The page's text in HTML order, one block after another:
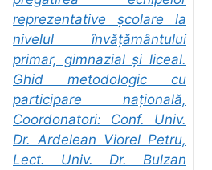
reprezentative școlare la
nivelul învățământului
primar, gimnazial și liceal.
Ghid metodologic cu
participare națională,
Coordonatori: Conf. Univ.
Dr. Ardelean Viorel Petru,
Lect. Univ. Dr. Bulzan